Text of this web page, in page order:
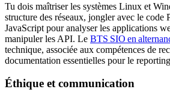
Tu dois maîtriser les systèmes Linux et
structure des réseaux, jongler avec le code
JavaScript pour analyser les applications
manipuler les API. Le BTS SIO en
technique, associée aux compétences de
documentation essentielles pour le
Éthique et communication